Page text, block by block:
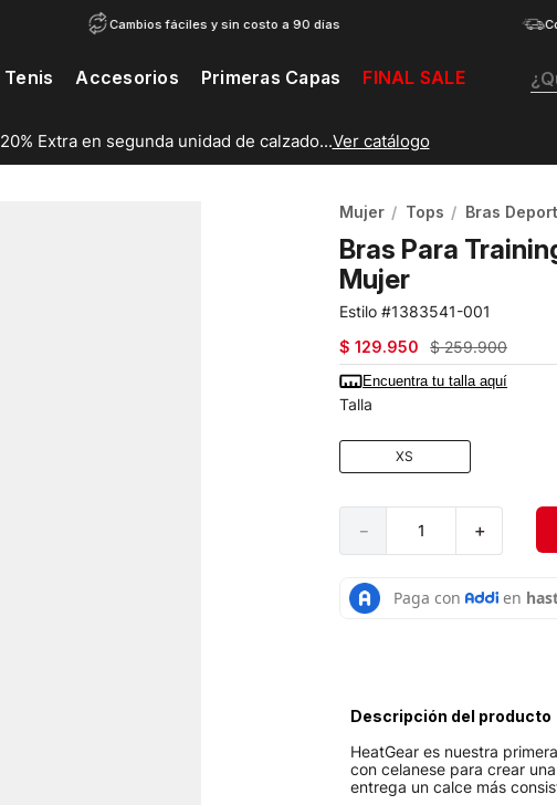
Cambios fáciles y sin costo a 90 días
Tenis Accesorios Primeras Capas FINAL SALE
20% Extra en segunda unidad de calzado...Ver catálogo
Mujer Tops Bras
Bras Para
Mujer
1383541-001
$ 129.950 $ 259.900
Encuentra tu talla aquí
Talla
XS
＋
－
Descripción del producto
HeatGear es nuestra
con celanese para crear
entrega un calce más
Tenis
Short